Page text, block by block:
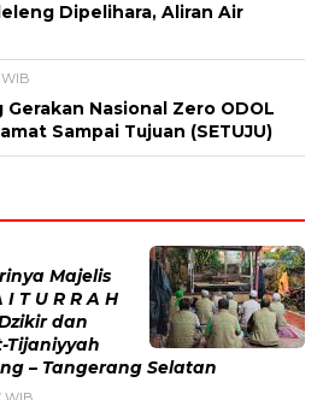
Dipelihara, Aliran Air
WIB
Nasional Zero ODOL
Sampai Tujuan (SETUJU)
Majelis
T U R R A H
dan
Tijaniyyah
– Tangerang Selatan